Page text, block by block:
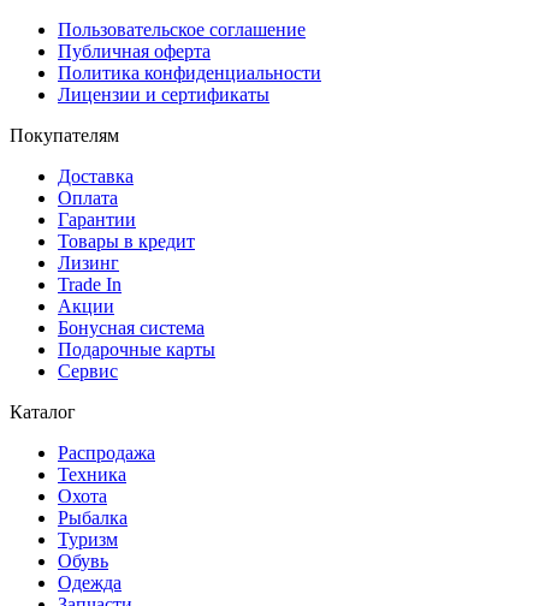
Пользовательское соглашение
Публичная оферта
Политика конфиденциальности
Лицензии и сертификаты
Покупателям
Доставка
Оплата
Гарантии
Товары в кредит
Лизинг
Trade In
Акции
Бонусная система
Подарочные карты
Сервис
Каталог
Распродажа
Техника
Охота
Рыбалка
Туризм
Обувь
Одежда